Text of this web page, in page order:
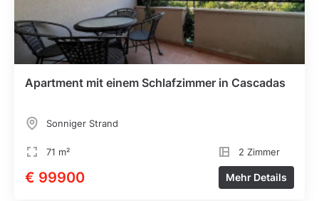
Apartment mit einem Schlafzimmer in Cascadas
Sonniger Strand
71 m² 2 Zimmer
€ 99900 Mehr Details